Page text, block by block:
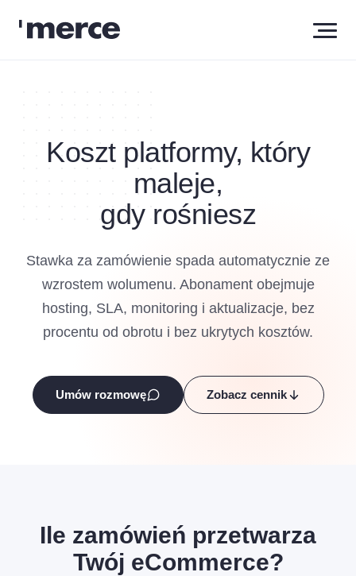
Koszt platformy, który
maleje,
gdy rośniesz
Stawka za zamówienie spada automatycznie ze
wzrostem wolumenu. Abonament obejmuje
hosting, SLA, monitoring i aktualizacje, bez
procentu od obrotu i bez ukrytych kosztów.
Umów rozmowę Zobacz cennik
Ile zamówień przetwarza
Twój eCommerce?